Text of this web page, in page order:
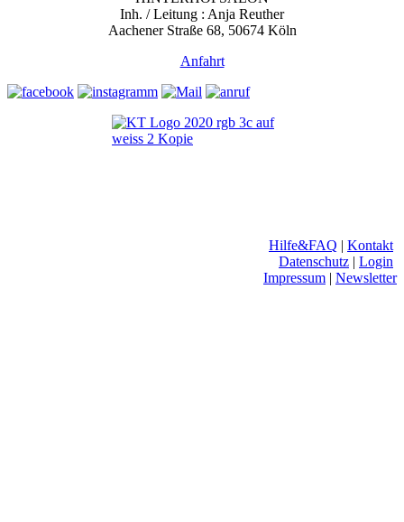
Inh. / Leitung : Anja Reuther
Aachener Straße 68, 50674 Köln
Anfahrt
Hilfe&FAQ | Kontakt
Datenschutz | Login
Impressum | Newsletter